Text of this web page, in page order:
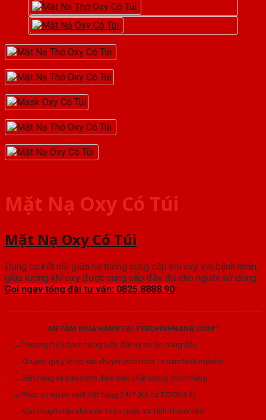
Mặt Nạ Oxy Có Túi
Mặt Nạ Oxy Có Túi
Dụng cụ kết nối giữa hệ thống cung cấp khí oxy với bệnh nhân,
giúp lượng khí oxy được cung cấp đầy đủ cho người sử dụng.
Gọi ngay tổng đài tư vấn: 0825.8888.90
AN TÂM MUA HÀNG TẠI YTECHINHHANG.COM™
→ Thương hiệu danh tiếng luôn đặt uy tín lên hàng đầu.
→ Chuyên gia y tế cố vấn chuyên môn hơn 15 năm kinh nghiệm.
→ Bán hàng và bảo hành đảm bảo chất lượng chính hãng.
→ Phục vụ xuyên suốt đặt hàng 24/7 (Kể cả T7/CN/Lễ).
→ Vận chuyển tận nhà trên Toàn Quốc 34 Tỉnh Thành Phố.